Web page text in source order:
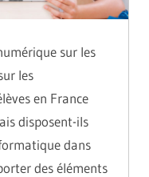
sur les
les
en France
disposent-ils
dans
des éléments